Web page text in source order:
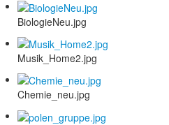
BiologieNeu.jpg
Musik_Home2.jpg
Chemie_neu.jpg